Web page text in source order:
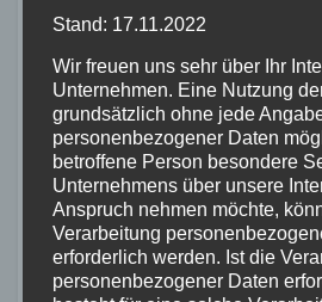
Flächenbrand bei
Feuerwehr
Übergreifen auf
7. AUG. 2026
Stand: 17.11.2022
Wir freuen uns sehr über Ihr
Unternehmen. Eine Nutzung
grundsätzlich ohne jede
personenbezogener Daten
betroffene Person besondere
Unternehmens über unsere
Anspruch nehmen möchte,
Verarbeitung
erforderlich werden. Ist die
personenbezogener Daten